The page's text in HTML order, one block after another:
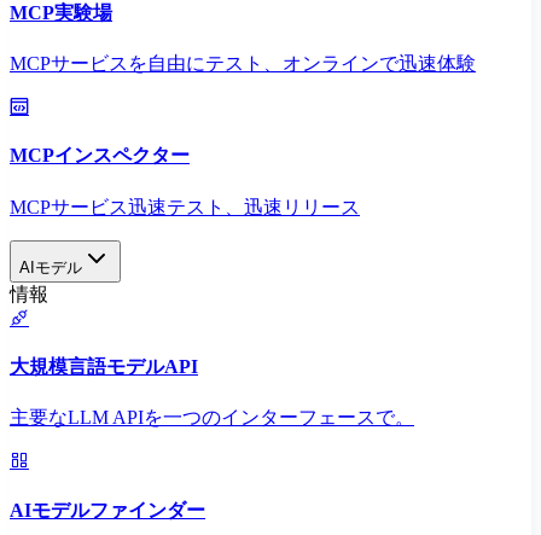
MCP実験場
MCPサービスを自由にテスト、オンラインで迅速体験
MCPインスペクター
MCPサービス迅速テスト、迅速リリース
AIモデル
情報
大規模言語モデルAPI
主要なLLM APIを一つのインターフェースで。
AIモデルファインダー